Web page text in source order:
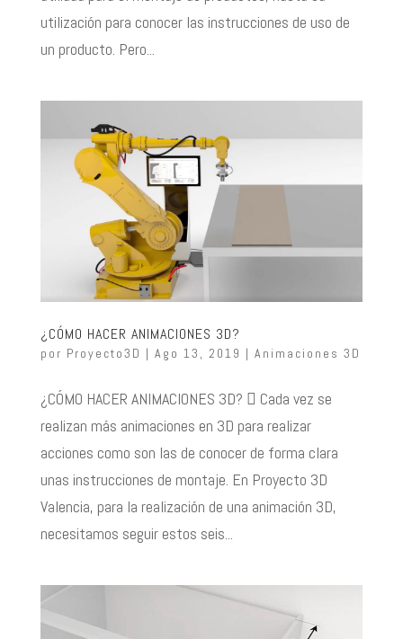
utilización para conocer las instrucciones de uso de
un producto. Pero...
¿CÓMO HACER ANIMACIONES 3D?
por Proyecto3D | Ago 13, 2019 | Animaciones 3D
¿CÓMO HACER ANIMACIONES 3D?  Cada vez se
realizan más animaciones en 3D para realizar
acciones como son las de conocer de forma clara
unas instrucciones de montaje. En Proyecto 3D
Valencia, para la realización de una animación 3D,
necesitamos seguir estos seis...